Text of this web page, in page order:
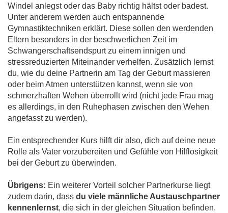
Windel anlegst oder das Baby richtig hältst oder badest.
Unter anderem werden auch entspannende
Gymnastiktechniken erklärt. Diese sollen den werdenden
Eltern besonders in der beschwerlichen Zeit im
Schwangerschaftsendspurt zu einem innigen und
stressreduzierten Miteinander verhelfen. Zusätzlich lernst
du, wie du deine Partnerin am Tag der Geburt massieren
oder beim Atmen unterstützen kannst, wenn sie von
schmerzhaften Wehen überrollt wird (nicht jede Frau mag
es allerdings, in den Ruhephasen zwischen den Wehen
angefasst zu werden).
Ein entsprechender Kurs hilft dir also, dich auf deine neue
Rolle als Vater vorzubereiten und Gefühle von Hilflosigkeit
bei der Geburt zu überwinden.
Übrigens: Ein weiterer Vorteil solcher Partnerkurse liegt
zudem darin, dass du viele männliche Austauschpartner
kennenlernst, die sich in der gleichen Situation befinden.